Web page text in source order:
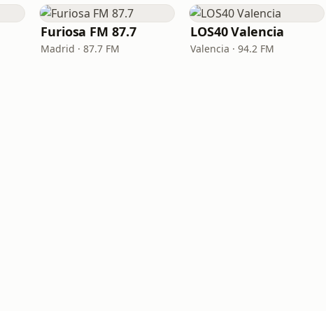
Furiosa FM 87.7
Madrid · 87.7 FM
LOS40 Valencia
Valencia · 94.2 FM